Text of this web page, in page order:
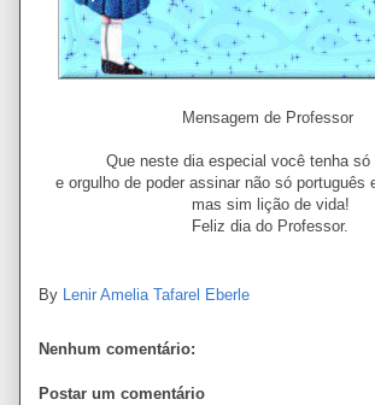
Mensagem de Professor
Que neste dia especial você tenha só
e orgulho de poder assinar não só português
mas sim lição de vida!
Feliz dia do Professor.
By Lenir Amelia Tafarel Eberle
Nenhum comentário:
Postar um comentário